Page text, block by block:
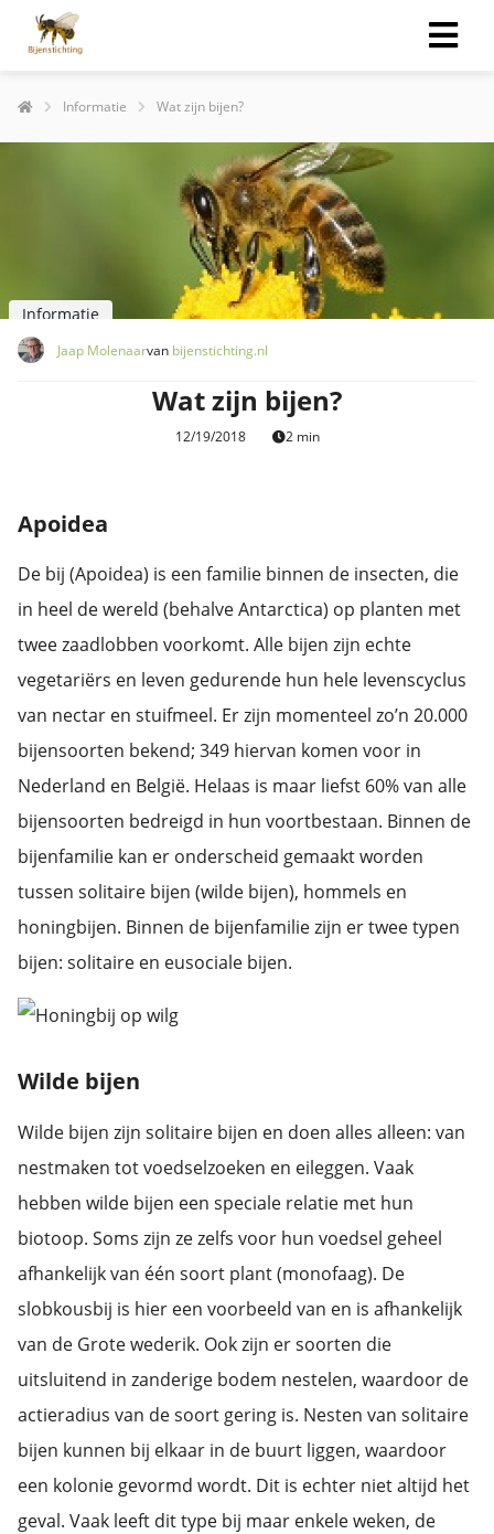
Informatie Wat zijn bijen?
Informatie
Jaap Molenaarvan bijenstichting.nl
Wat zijn bijen?
12/19/2018 2 min
Apoidea
De bij (Apoidea) is een familie binnen de insecten, die
in heel de wereld (behalve Antarctica) op planten met
twee zaadlobben voorkomt. Alle bijen zijn echte
vegetariërs en leven gedurende hun hele levenscyclus
van nectar en stuifmeel. Er zijn momenteel zo’n 20.000
bijensoorten bekend; 349 hiervan komen voor in
Nederland en België. Helaas is maar liefst 60% van alle
bijensoorten bedreigd in hun voortbestaan. Binnen de
bijenfamilie kan er onderscheid gemaakt worden
tussen solitaire bijen (wilde bijen), hommels en
honingbijen. Binnen de bijenfamilie zijn er twee typen
bijen: solitaire en eusociale bijen.
Wilde bijen
Wilde bijen zijn solitaire bijen en doen alles alleen: van
nestmaken tot voedselzoeken en eileggen. Vaak
hebben wilde bijen een speciale relatie met hun
biotoop. Soms zijn ze zelfs voor hun voedsel geheel
afhankelijk van één soort plant (monofaag). De
slobkousbij is hier een voorbeeld van en is afhankelijk
van de Grote wederik. Ook zijn er soorten die
uitsluitend in zanderige bodem nestelen, waardoor de
actieradius van de soort gering is. Nesten van solitaire
bijen kunnen bij elkaar in de buurt liggen, waardoor
een kolonie gevormd wordt. Dit is echter niet altijd het
geval. Vaak leeft dit type bij maar enkele weken, de